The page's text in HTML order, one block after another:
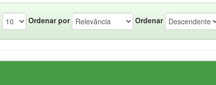
Ordenar por Ordenar